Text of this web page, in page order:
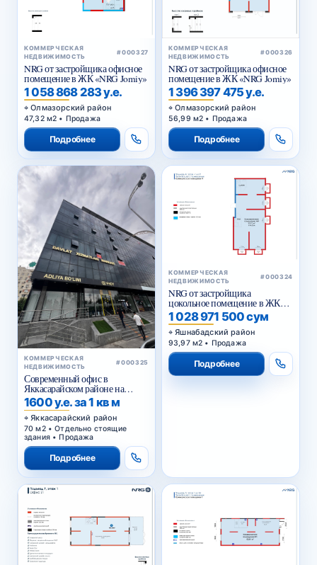
НЕДВИЖИМОСТЬ
NRG от застройщика офисное
помещение в ЖК «NRG Jomiy»
1 058 868 283 у.е.
Олмазорский район
47,32 м2 • Продажа
Подробнее
НЕДВИЖИМОСТЬ
NRG от застройщика офисное
помещение в ЖК «NRG Jomiy»
1 396 397 475 у.е.
Олмазорский район
56,99 м2 • Продажа
Подробнее
НЕДВИЖИМОСТЬ
Современный офис в
Яккасарайском районе на
первой линии
1600 у.е. за 1 кв м
Яккасарайский район
70 м2 • Отдельно стоящие
здания • Продажа
Подробнее
НЕДВИЖИМОСТЬ
NRG от застройщика
цокольное помещение в ЖК
«NRG Yangi Baxt »
1 028 971 500 сум
Яшнабадский район
93,97 м2 • Продажа
Подробнее